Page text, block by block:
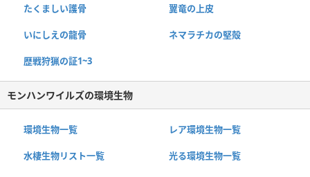
たくましい護骨 翼竜の上皮
いにしえの龍骨 ネマラチカの堅殻
歴戦狩猟の証1~3
モンハンワイルズの環境生物
環境生物一覧 レア環境生物一覧
水棲生物リスト一覧 光る環境生物一覧